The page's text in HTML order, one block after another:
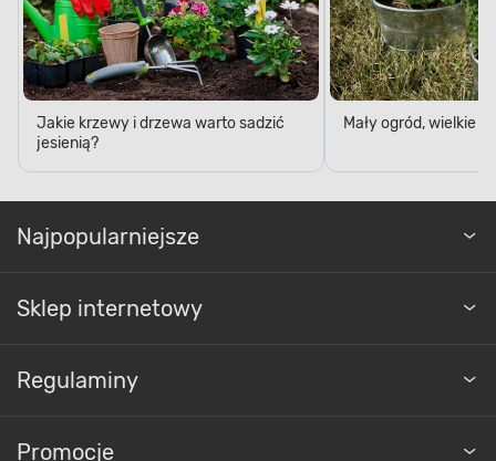
Jakie krzewy i drzewa warto sadzić
jesienią?
Mały ogród, wielkie
Najpopularniejsze
Sklep internetowy
Regulaminy
Promocje